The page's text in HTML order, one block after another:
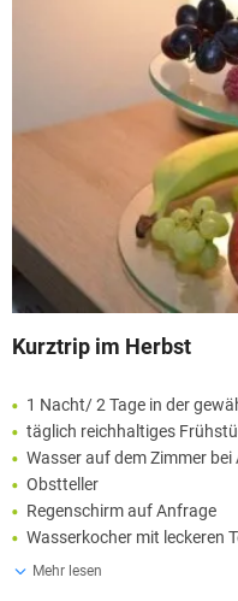
Kurztrip im Herbst
1 Nacht/ 2 Tage in der
täglich reichhaltiges
Wasser auf dem Zimmer bei
Obstteller
Regenschirm auf Anfrage
Wasserkocher mit leckeren
Mehr lesen